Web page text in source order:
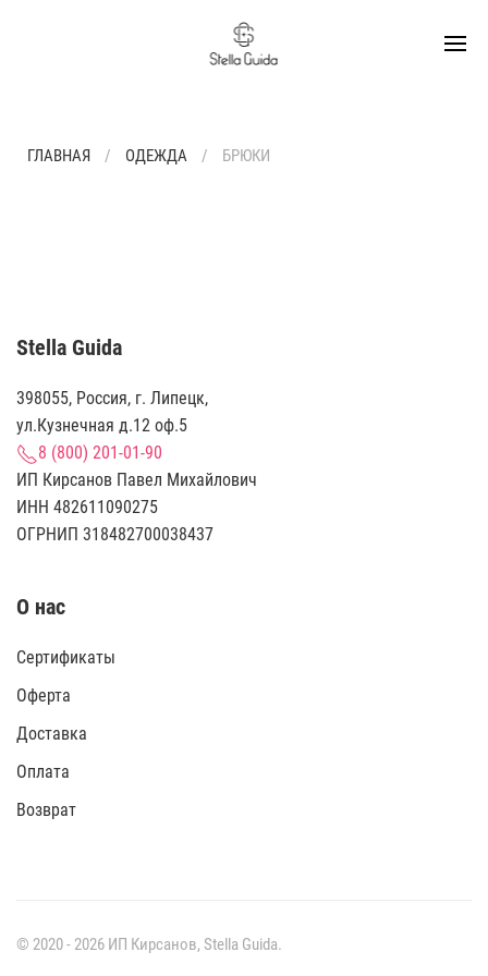
ГЛАВНАЯ ОДЕЖДА БРЮКИ
Stella Guida
398055, Россия, г. Липецк,
ул.Кузнечная д.12 оф.5
8 (800) 201-01-90
ИП Кирсанов Павел Михайлович
ИНН 482611090275
ОГРНИП 318482700038437
О нас
Сертификаты
Оферта
Доставка
Оплата
Возврат
© 2020 - 2026 ИП Кирсанов, Stella Guida.